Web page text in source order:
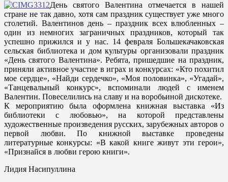
День святого Валентина отмечается в нашей
стране не так давно, хотя сам праздник существует уже много
столетий. Валентинов день – праздник всех влюбленных –
один из немногих заграничных праздников, который так
успешно прижился и у нас. 14 февраля Большекачаковская
сельская библиотека и дом культуры организовали праздник
«День святого Валентина». Ребята, пришедшие на праздник,
приняли активное участие в играх и конкурсах: «Кто похитил
мое сердце», «Найди сердечко», «Моя половинка», «Угадай»,
«Танцевальный конкурс», вспоминали людей с именем
Валентин. Повеселились на славу и на воробьиной дискотеке.
К мероприятию была оформлена книжная выставка «Из
библиотеки с любовью», на которой представлены
художественные произведения русских, зарубежных авторов о
первой любви. По книжной выставке проведены
литературные конкурсы: «В какой книге живут эти герои»,
«Признайся в любви герою книги».
Лидия Насипуллина